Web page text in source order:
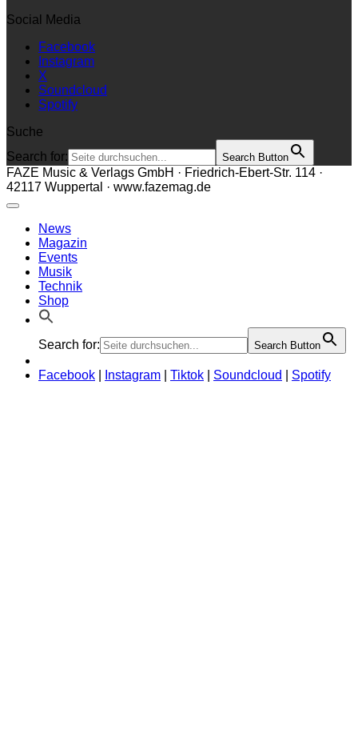
Social Media
Facebook
Instagram
X
Soundcloud
Spotify
Suche
Search for:
Search Button
FAZE Music & Verlags GmbH · Friedrich-Ebert-Str. 114 ·
42117 Wuppertal · www.fazemag.de
News
Magazin
Events
Musik
Technik
Shop
Search for: Search Button
Facebook Instagram Tiktok Soundcloud Spotify